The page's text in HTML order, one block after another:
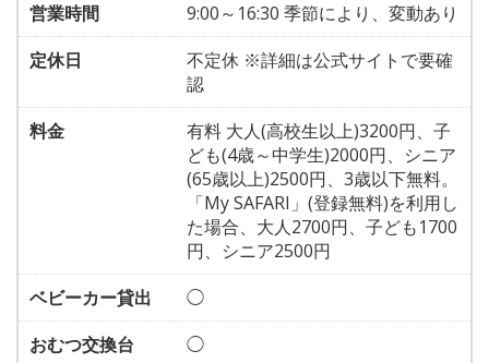
営業時間
9:00～16:30 季節により、変動あり
定休日
不定休 ※詳細は公式サイトで要確
認
料金
有料 大人(高校生以上)3200円、子
ども(4歳～中学生)2000円、シニア
(65歳以上)2500円、3歳以下無料。
「My SAFARI」(登録無料)を利用し
た場合、大人2700円、子ども1700
円、シニア2500円
ベビーカー貸出
◯
おむつ交換台
◯